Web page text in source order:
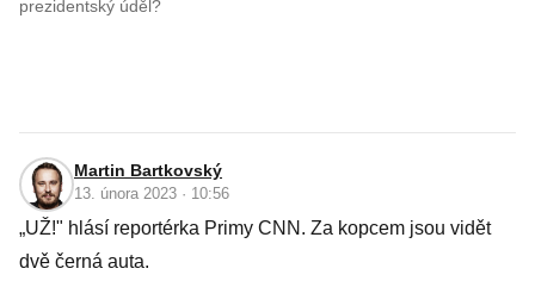
prezidentský úděl?
Martin Bartkovský
13. února 2023 · 10:56
„UŽ!" hlásí reportérka Primy CNN. Za kopcem jsou vidět
dvě černá auta.